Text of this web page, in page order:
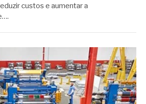
custos e aumentar a